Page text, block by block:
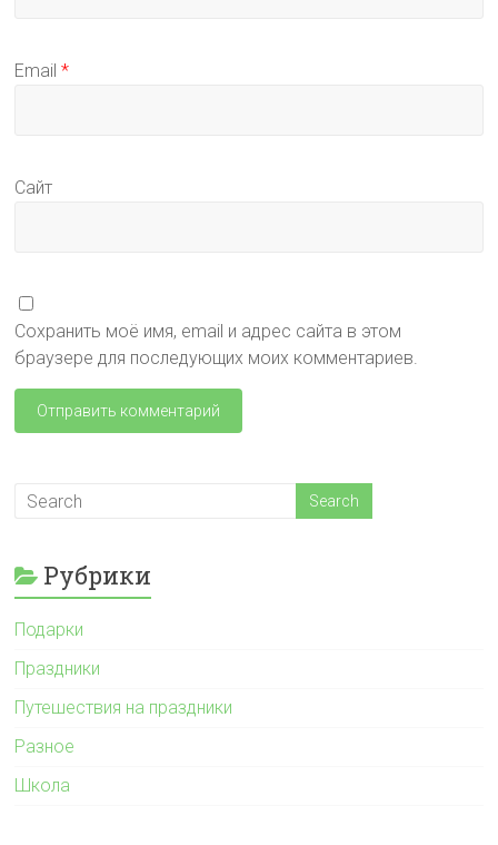
Email*
Сайт
Сохранить моё имя, email и адрес сайта в этом
браузере для последующих моих комментариев.
Рубрики
Подарки
Праздники
Путешествия на праздники
Разное
Школа